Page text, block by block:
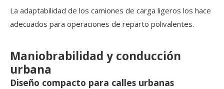
La adaptabilidad de los camiones de carga ligeros los hace
adecuados para operaciones de reparto polivalentes.
Maniobrabilidad y conducción
urbana
Diseño compacto para calles urbanas